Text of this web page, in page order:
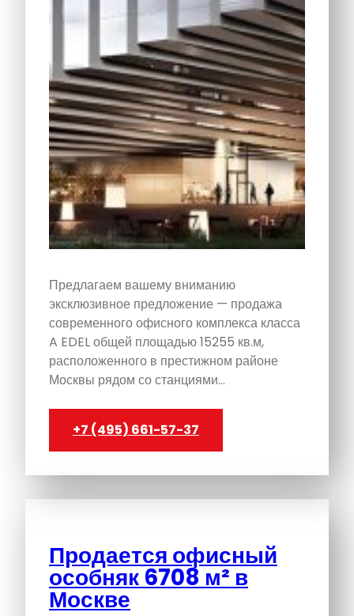
Предлагаем вашему вниманию
эксклюзивное предложение — продажа
современного офисного комплекса класса
A EDEL общей площадью 15255 кв.м,
расположенного в престижном районе
Москвы рядом со станциями…
+7 (495) 661-57-37
Продается офисный
особняк 6708 м² в
Москве